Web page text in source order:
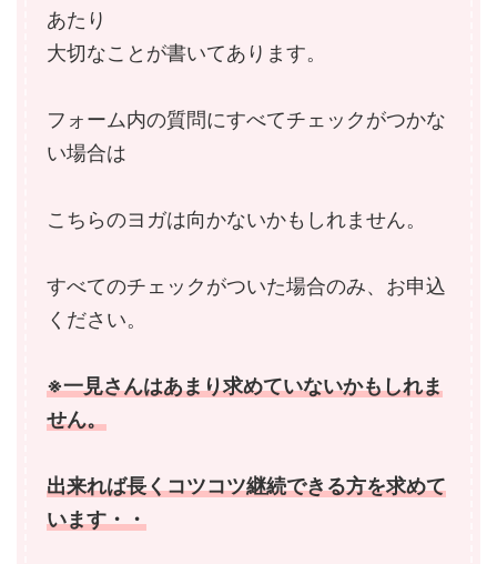
あたり
大切なことが書いてあります。
フォーム内の質問にすべてチェックがつかな
い場合は
こちらのヨガは向かないかもしれません。
すべてのチェックがついた場合のみ、お申込
ください。
※一見さんはあまり求めていないかもしれま
せん。
出来れば長くコツコツ継続できる方を求めて
います・・